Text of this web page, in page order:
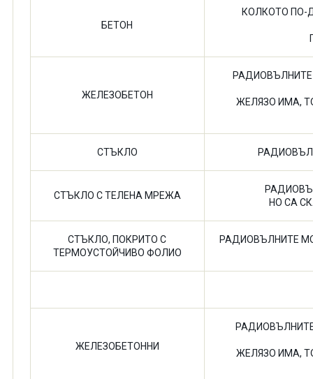
БЕТОН
КОЛКОТО ПО-
ЖЕЛЕЗОБЕТОН
ЖЕЛЯЗО ИМА,
СТЪКЛО
СТЪКЛО С ТЕЛЕНА МРЕЖА
НО СА
СТЪКЛО, ПОКРИТО С
ТЕРМОУСТОЙЧИВО ФОЛИО
РАДИОВЪЛНИТЕ
ЖЕЛЕЗОБЕТОННИ
ЖЕЛЯЗО ИМА,